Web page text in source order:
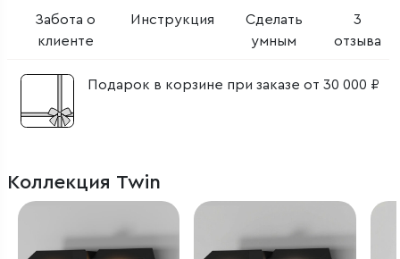
Забота о
клиенте
Инструкция
Сделать
умным
3
отзыва
Подарок в корзине при заказе от 30 000 ₽
Коллекция Twin